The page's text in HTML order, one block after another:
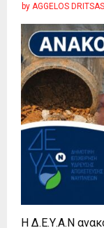
by AGGELOS DRITSAS
Η Δ.Ε.Υ.Α.Ν